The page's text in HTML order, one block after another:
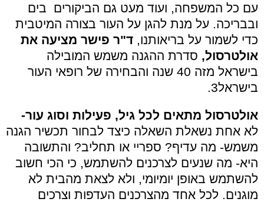
עם כל המשפחה, ועוד מעט גם הביקורים בים
ובבריכה. על מנת להגן על העור בצורה המיטבית
כדי לשמור על בריאותנו, ד"ר פישר מציעה את
אולטרסול, סדרת ההגנה משמש המובילה
בישראל מזה 40 שנה והבחירה של רופאי העור
בישראל3
.
אולטרסול מתאים לכל גיל, פעילות וסוג עור-
לא אחת נשאלת השאלה כיצד לבחור תכשיר הגנה
משמש- מה עדיף? ספריי או תחליב? והתשובה
היא- מה שנעים לצרכנים להשתמש, כי הכי חשוב
להשתמש באופן יומיומי, ולא לצאת מהבית לא
מוגנים. לכל אחד מהצרכנים העדפות וצרכים